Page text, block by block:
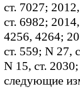
ст. 7027;
ст. 6982;
4256, 4264;
ст. 559; N 27,
N 15, ст.
следующие